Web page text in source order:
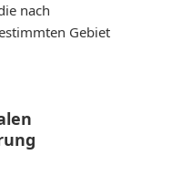
nach
Gebiet